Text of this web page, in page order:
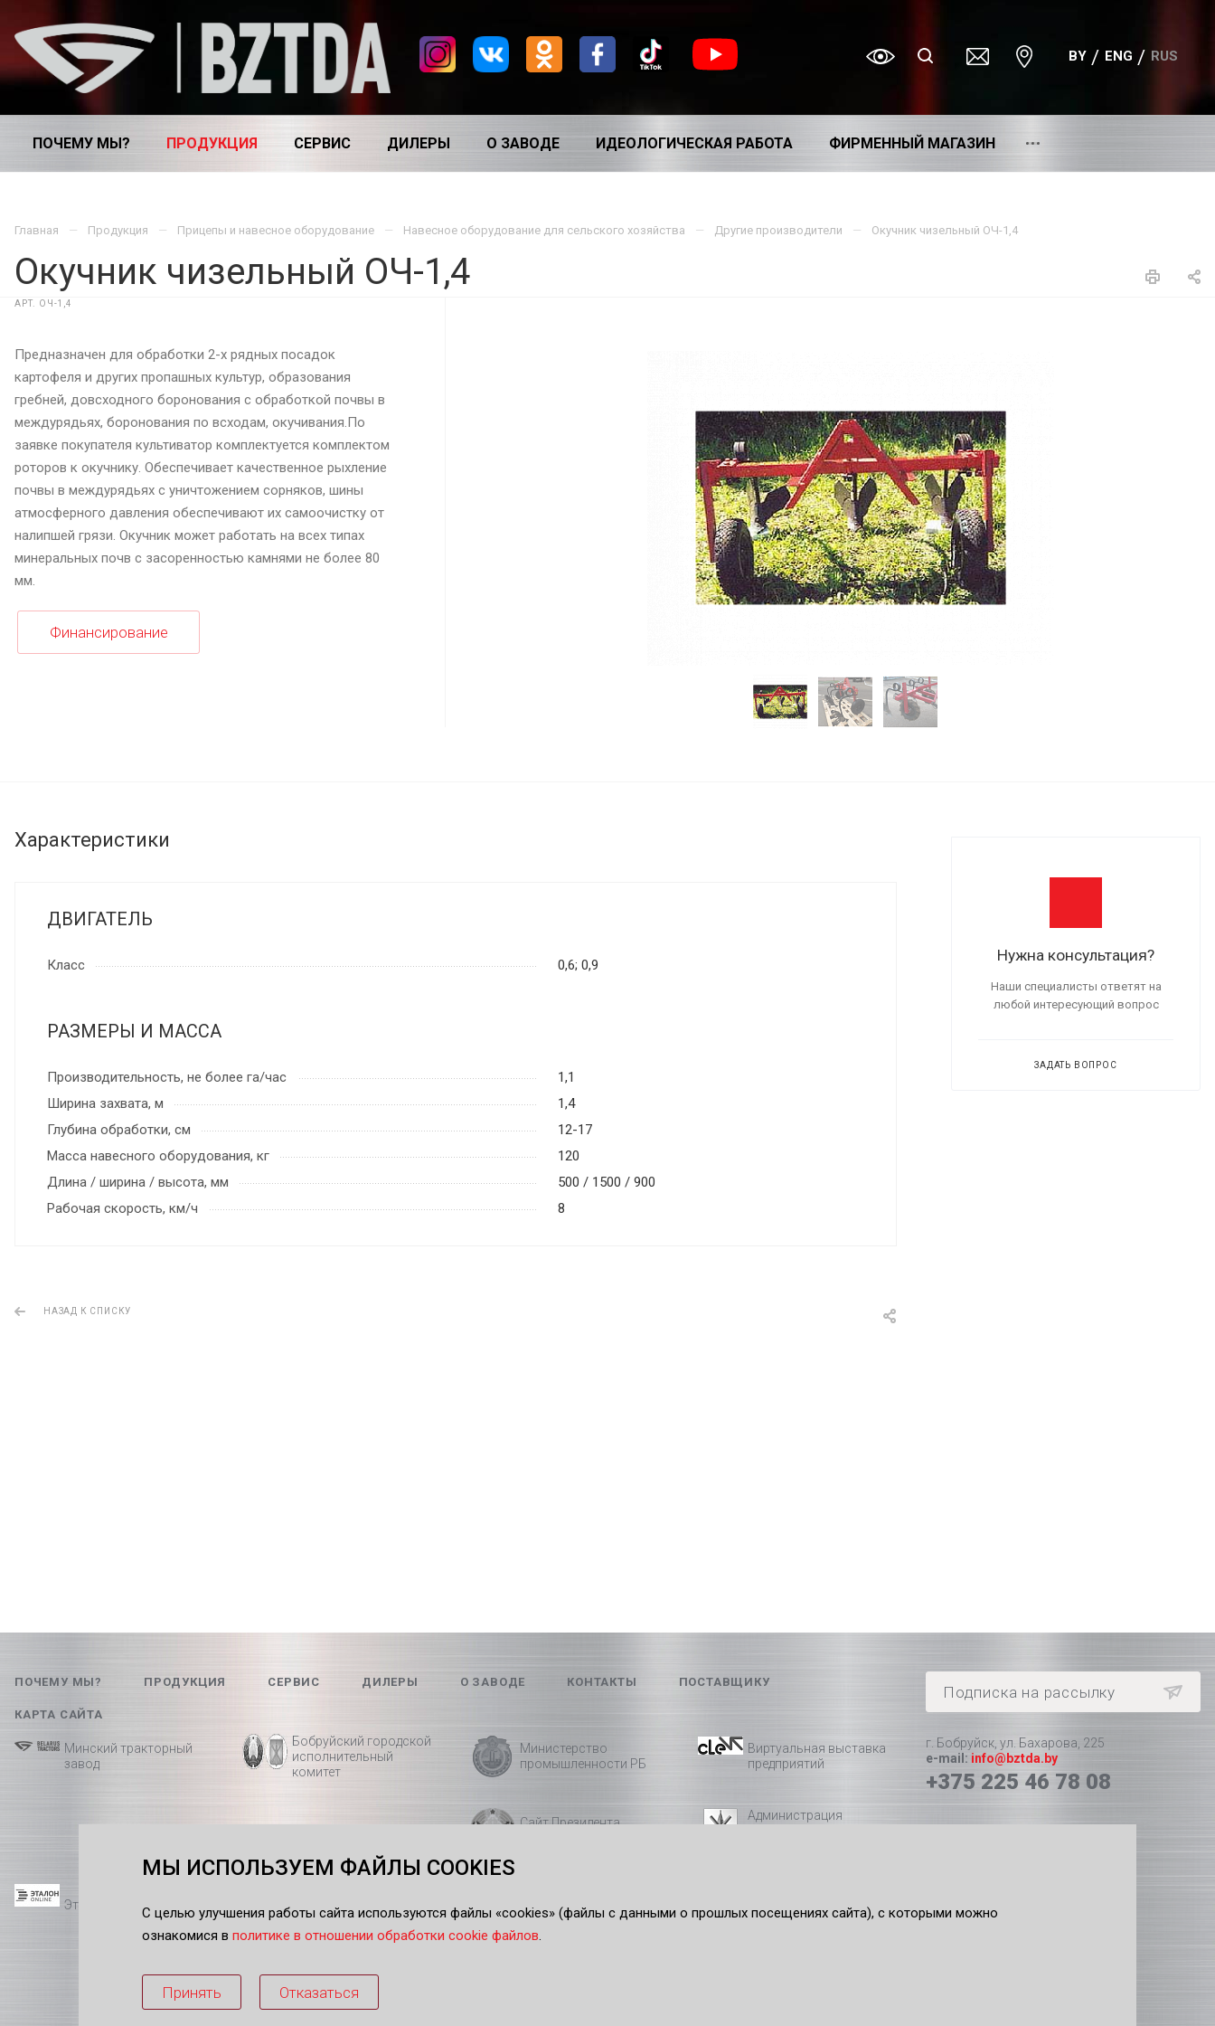
BY ENG RUS
ПОЧЕМУ МЫ? ПРОДУКЦИЯ СЕРВИС ДИЛЕРЫ О ЗАВОДЕ ИДЕОЛОГИЧЕСКАЯ РАБОТА ФИРМЕННЫЙ МАГАЗИН
Главная Продукция Прицепы и навесное оборудование Навесное оборудование для сельского хозяйства Другие производители Окучник чизельный ОЧ-1,4
Окучник чизельный ОЧ-1,4
АРТ. ОЧ-1,4
Предназначен для обработки 2-х рядных посадок
картофеля и других пропашных культур, образования
гребней, довсходного боронования с обработкой почвы в
междурядьях, боронования по всходам, окучивания.По
заявке покупателя культиватор комплектуется комплектом
роторов к окучнику. Обеспечивает качественное рыхление
почвы в междурядьях с уничтожением сорняков, шины
атмосферного давления обеспечивают их самоочистку от
налипшей грязи. Окучник может работать на всех типах
минеральных почв с засоренностью камнями не более 80
мм.
Финансирование
Нужна консультация?
Наши специалисты ответят на
любой интересующий вопрос
ЗАДАТЬ ВОПРОС
Характеристики
ДВИГАТЕЛЬ
Класс 0,6; 0,9
РАЗМЕРЫ И МАССА
Производительность, не более га/час
1,1
Ширина захвата, м
1,4
Глубина обработки, см
12-17
Масса навесного оборудования, кг
120
Длина / ширина / высота, мм
500 / 1500 / 900
Рабочая скорость, км/ч
8
НАЗАД К СПИСКУ
ПОЧЕМУ МЫ? ПРОДУКЦИЯ СЕРВИС ДИЛЕРЫ О ЗАВОДЕ КОНТАКТЫ ПОСТАВЩИКУ
КАРТА САЙТА
Минский тракторный
завод
Бобруйский городской
исполнительный
комитет
Министерство
промышленности РБ
Виртуальная выставка
предприятий
Сайт Президента
Администрация
Эталон
Беларуси
исполнительный
комитет
Молодёжь Беларуси
Подписка на рассылку
г. Бобруйск, ул. Бахарова, 225
e-mail: info@bztda.by
+375 225 46 78 08
МЫ ИСПОЛЬЗУЕМ ФАЙЛЫ COOKIES
С целью улучшения работы сайта используются файлы «cookies» (файлы с данными о прошлых посещениях сайта), c которыми можно
ознакомися в политике в отношении обработки cookie файлов.
Принять Отказаться